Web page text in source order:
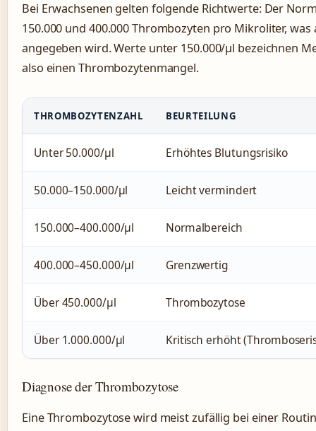
Bei Erwachsenen gelten folgende Richtwerte: Der
150.000 und 400.000 Thrombozyten pro Mikroliter, was
angegeben wird. Werte unter 150.000/µl bezeichnen
also einen Thrombozytenmangel.
THROMBOZYTENZAHL BEURTEILUNG
Unter 50.000/µl Erhöhtes Blutungsrisiko
50.000–150.000/µl Leicht vermindert
150.000–400.000/µl Normalbereich
400.000–450.000/µl Grenzwertig
Über 450.000/µl Thrombozytose
Über 1.000.000/µl Kritisch erhöht
Diagnose der Thrombozytose
Eine Thrombozytose wird meist zufällig bei einer